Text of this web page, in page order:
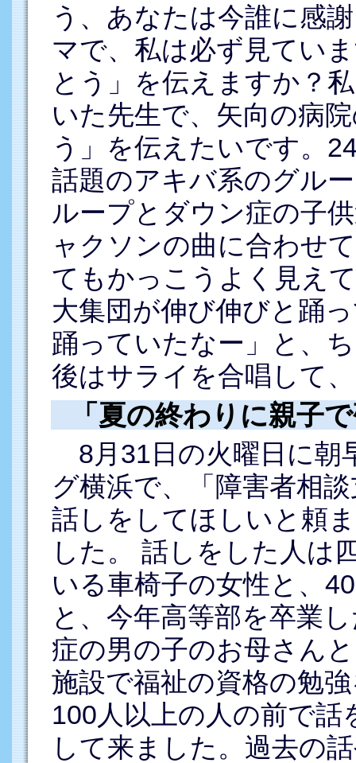
う、あなたは今誰に感
マで、私は必ず見てい
とう」を伝えますか？
いた先生で、矢向の病
う」を伝えたいです。
話題のアキバ系のグル
ループとダウン症の子
ャクソンの曲に合わせ
てもかっこうよく見え
大集団が伸び伸びと踊
踊っていたなー」と、
後はサライを合唱して
「夏の終わりに親子
8月31日の火曜日に朝
グ横浜で、「障害者相
話しをしてほしいと頼
した。 話しをした人は
いる車椅子の女性と、
と、今年高等部を卒業
症の男の子のお母さん
施設で福祉の資格の勉
100人以上の人の前で
して来ました。過去の